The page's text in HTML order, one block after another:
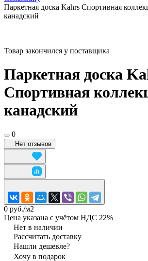
Паркетная доска Kahrs Спортивная
канадский
Товар закончился у поставщика
Паркетная доска
Спортивная
канадский
0
Нет отзывов
0 руб./м2
Цена указана с учётом НДС 22%
Нет в наличии
Рассчитать доставку
Нашли дешевле?
Хочу в подарок